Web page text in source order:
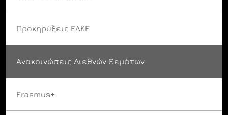
Προκηρύξεις ΕΛΚΕ
Ανακοινώσεις Διεθνών Θεμάτων
Erasmus+